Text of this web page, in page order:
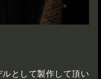
として製作して頂い